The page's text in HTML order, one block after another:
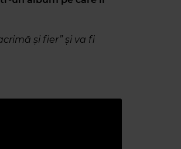
și fier” și va fi